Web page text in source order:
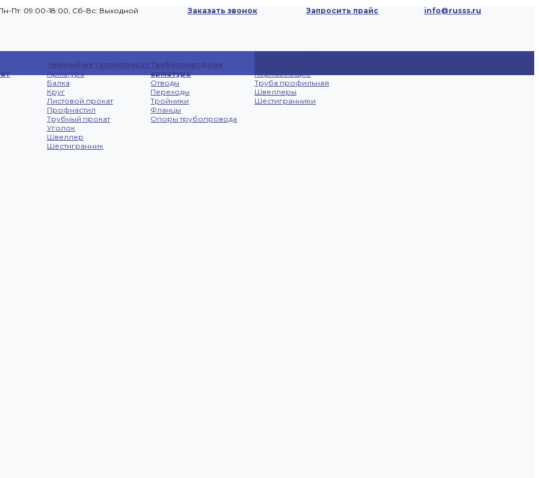
Пт: 09:00-18:00, Cб-Вс: Выходной Заказать звонок Запросить прайс info@russs.ru
Черный металлопрокат
Арматура
Балка
Круг
Листовой прокат
Профнастил
Трубный прокат
Уголок
Швеллер
Шестигранник
Трубопроводная
арматура
Отводы
Переходы
Тройники
Фланцы
Опоры трубопровода
нержавеющие
Труба профильная
Швеллеры
Шестигранники